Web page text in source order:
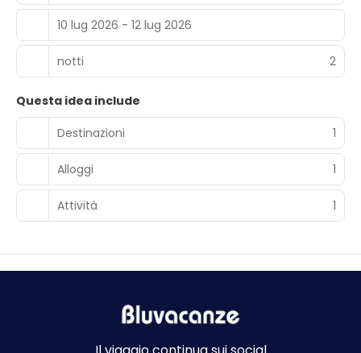
10 lug 2026 - 12 lug 2026
notti 2
Questa idea include
Destinazioni
1
Alloggi 1
Attività 1